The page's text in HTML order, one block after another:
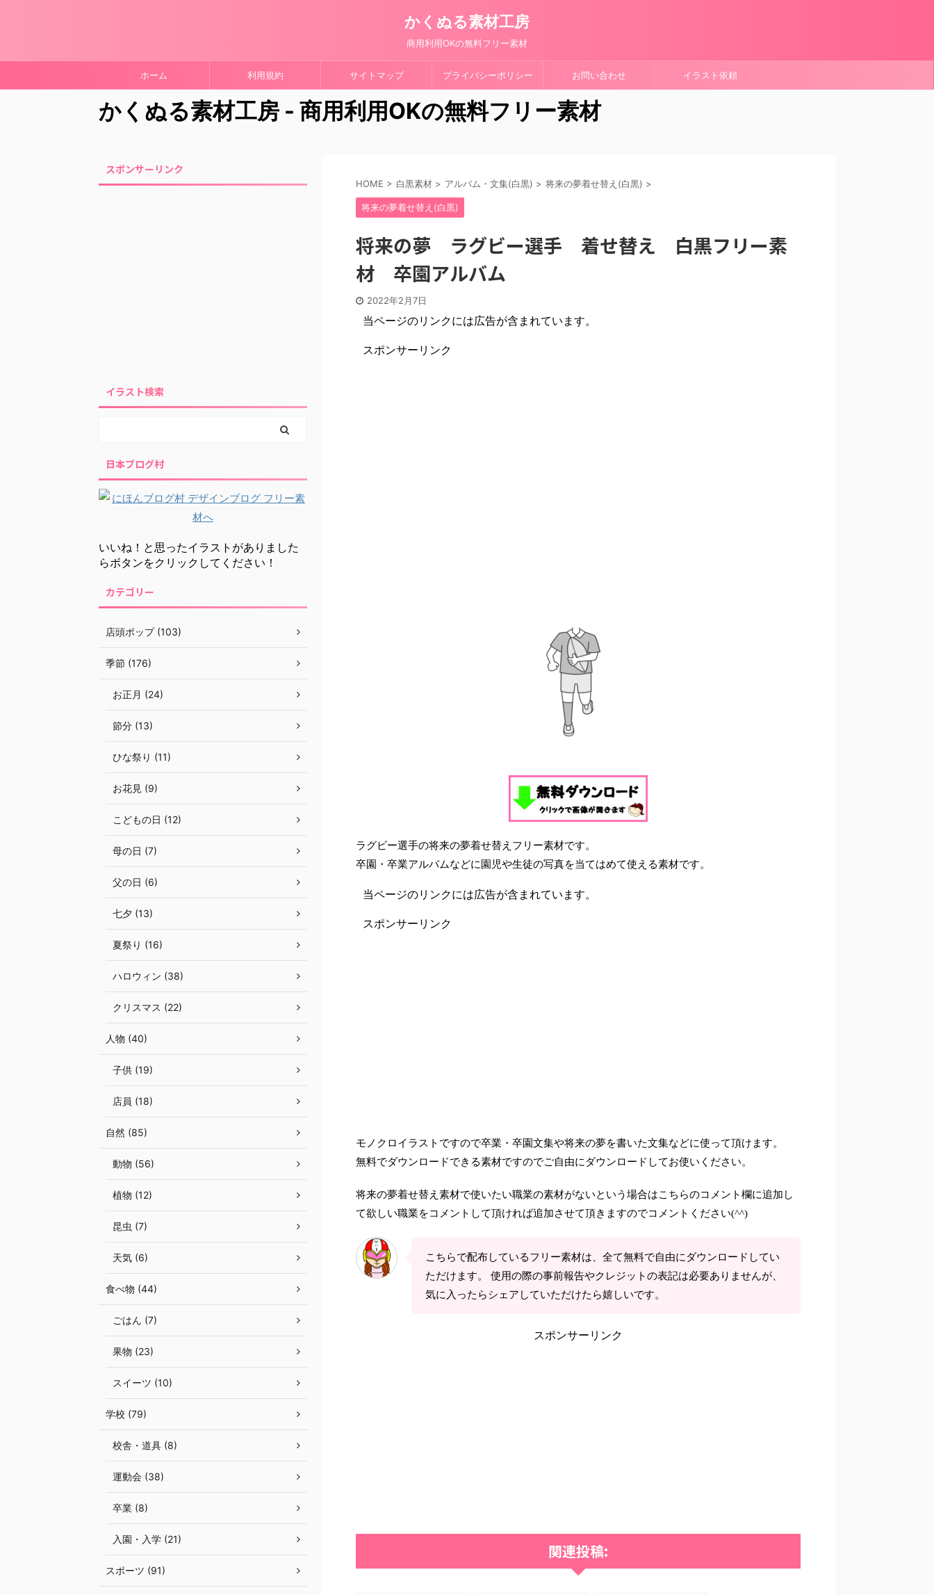
かくぬる素材工房
商用利用OKの無料フリー素材
ホーム 利用規約 サイトマップ プライバシーポリシー お問い合わせ イラスト依頼
かくぬる素材工房 - 商用利用OKの無料フリー素材
HOME > 白黒素材 > アルバム・文集(白黒) > 将来の夢着せ替え(白黒) >
将来の夢着せ替え(白黒)
将来の夢 ラグビー選手 着せ替え 白黒フリー素
材 卒園アルバム
2022年2月7日
当ページのリンクには広告が含まれています。
スポンサーリンク
ラグビー選手の将来の夢着せ替えフリー素材です。
卒園・卒業アルバムなどに園児や生徒の写真を当てはめて使える素材です。
当ページのリンクには広告が含まれています。
スポンサーリンク
モノクロイラストですので卒業・卒園文集や将来の夢を書いた文集などに使って頂けます。
無料でダウンロードできる素材ですのでご自由にダウンロードしてお使いください。
将来の夢着せ替え素材で使いたい職業の素材がないという場合はこちらのコメント欄に追加し
て欲しい職業をコメントして頂ければ追加させて頂きますのでコメントください(^^)
こちらで配布しているフリー素材は、全て無料で自由にダウンロードしてい
ただけます。 使用の際の事前報告やクレジットの表記は必要ありませんが、
気に入ったらシェアしていただけたら嬉しいです。
スポンサーリンク
関連投稿:
スポンサーリンク
イラスト検索
日本ブログ村
いいね！と思ったイラストがありました
らボタンをクリックしてください！
カテゴリー
店頭ポップ (103)
季節 (176)
お正月 (24)
節分 (13)
ひな祭り (11)
お花見 (9)
こどもの日 (12)
母の日 (7)
父の日 (6)
七夕 (13)
夏祭り (16)
ハロウィン (38)
クリスマス (22)
人物 (40)
子供 (19)
店員 (18)
自然 (85)
動物 (56)
植物 (12)
昆虫 (7)
天気 (6)
食べ物 (44)
ごはん (7)
果物 (23)
スイーツ (10)
学校 (79)
校舎・道具 (8)
運動会 (38)
卒業 (8)
入園・入学 (21)
スポーツ (91)